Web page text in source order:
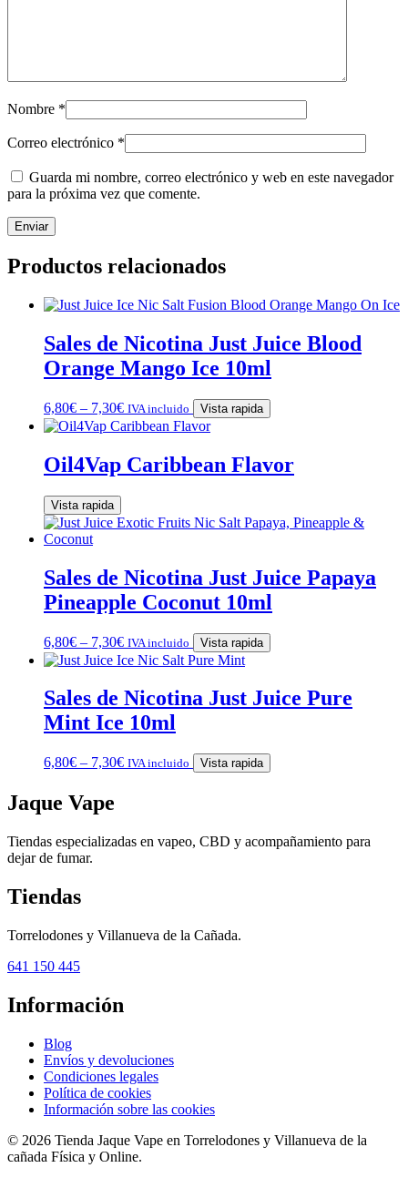
Nombre *
Correo electrónico *
Guarda mi nombre, correo electrónico y web en este navegador
para la próxima vez que comente.
Productos relacionados
Sales de Nicotina Just Juice Blood
Orange Mango Ice 10ml
6,80€ – 7,30€ IVA incluido Vista rapida
Oil4Vap Caribbean Flavor
Vista rapida
Sales de Nicotina Just Juice Papaya
Pineapple Coconut 10ml
6,80€ – 7,30€ IVA incluido Vista rapida
Sales de Nicotina Just Juice Pure
Mint Ice 10ml
6,80€ – 7,30€ IVA incluido Vista rapida
Jaque Vape
Tiendas especializadas en vapeo, CBD y acompañamiento para
dejar de fumar.
Tiendas
Torrelodones y Villanueva de la Cañada.
641 150 445
Información
Blog
Envíos y devoluciones
Condiciones legales
Política de cookies
Información sobre las cookies
© 2026 Tienda Jaque Vape en Torrelodones y Villanueva de la
cañada Física y Online.